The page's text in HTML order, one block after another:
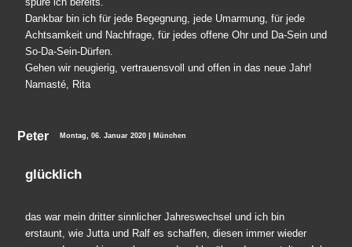
Dankbar bin ich für jede Begegnung, jede Umarmung, für jede
Achtsamkeit und Nachfrage, für jedes offene Ohr und Da-Sein und
So-Da-Sein-Dürfen.
Gehen wir neugierig, vertrauensvoll und offen in das neue Jahr!
Namasté, Rita
Peter Montag, 06. Januar 2020 | München
glücklich
das war mein dritter sinnlicher Jahreswechsel und ich bin
erstaunt, wie Jutta und Ralf es schaffen, diesen immer wieder